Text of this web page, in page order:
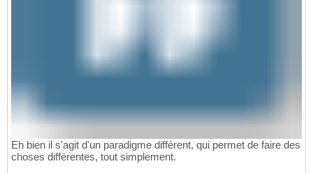
Eh bien il s'agit d'un paradigme différent, qui permet de faire des
choses différentes, tout simplement.